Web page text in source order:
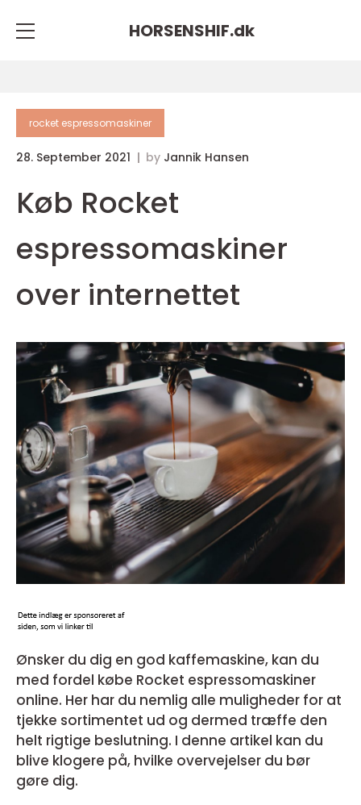
HORSENSHIF.dk
rocket espressomaskiner
28. September 2021 by Jannik Hansen
Køb Rocket
espressomaskiner
over internettet
Ønsker du dig en god kaffemaskine, kan du
med fordel købe Rocket espressomaskiner
online. Her har du nemlig alle muligheder for at
tjekke sortimentet ud og dermed træffe den
helt rigtige beslutning. I denne artikel kan du
blive klogere på, hvilke overvejelser du bør
gøre dig.